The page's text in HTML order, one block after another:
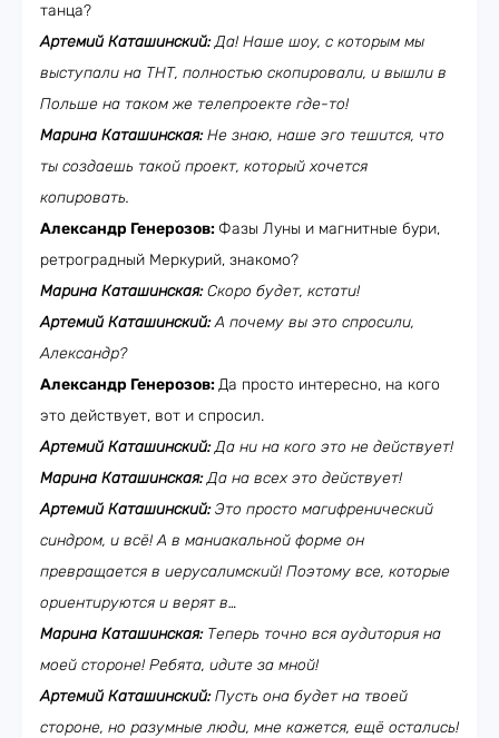
танца?
Артемий Каташинский:Да! Наше шоу, с которым мы
выступали на ТНТ, полностью скопировали, и вышли в
Польше на таком же телепроекте где-то!
Марина Каташинская:Не знаю, наше эго тешится, что
ты создаешь такой проект, который хочется
копировать.
Александр Генерозов: Фазы Луны и магнитные бури,
ретроградный Меркурий, знакомо?
Марина Каташинская:Скоро будет, кстати!
Артемий Каташинский:А почему вы это спросили,
Александр?
Александр Генерозов:Да просто интересно, на кого
это действует, вот и спросил.
Артемий Каташинский:Да ни на кого это не действует!
Марина Каташинская:Да на всех это действует!
Артемий Каташинский:Это просто магифренический
синдром, и всё! А в маниакальной форме он
превращается в иерусалимский! Поэтому все, которые
ориентируются и верят в…
Марина Каташинская: Теперь точно вся аудитория на
моей стороне! Ребята, идите за мной!
Артемий Каташинский:Пусть она будет на твоей
стороне, но разумные люди, мне кажется, ещё остались!